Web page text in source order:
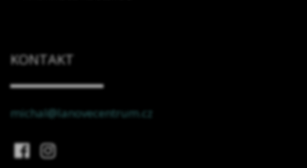
KONTAKT
michal@lanovecentrum.cz